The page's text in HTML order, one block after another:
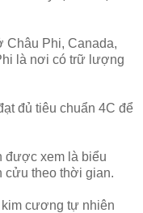
Châu Phi, Canada,
là nơi có trữ lượng
đủ tiêu chuẩn 4C để
được xem là biểu
cửu theo thời gian.
cương tự nhiên